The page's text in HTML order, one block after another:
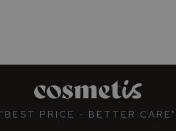
"BEST PRICE - BETTER CARE"